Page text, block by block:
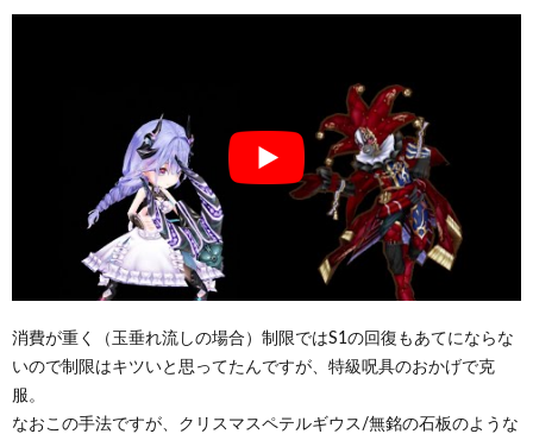
消費が重く（玉垂れ流しの場合）制限ではS1の回復もあてにならな
いので制限はキツいと思ってたんですが、特級呪具のおかげで克
服。
なおこの手法ですが、クリスマスペテルギウス/無銘の石板のような